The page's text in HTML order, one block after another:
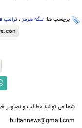
برچسب ها: تنگه هرمز ، ترامپ
شما می توانید مطالب و تصاویر
bultannews@gmail.com